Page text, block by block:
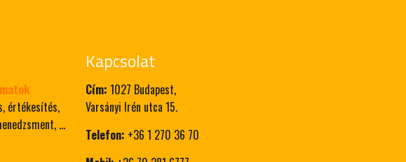
értékesítés,
…
Kapcsolat
Cím: 1027 Budapest,
Varsányi Irén utca 15.
Telefon: +36 1 270 36 70